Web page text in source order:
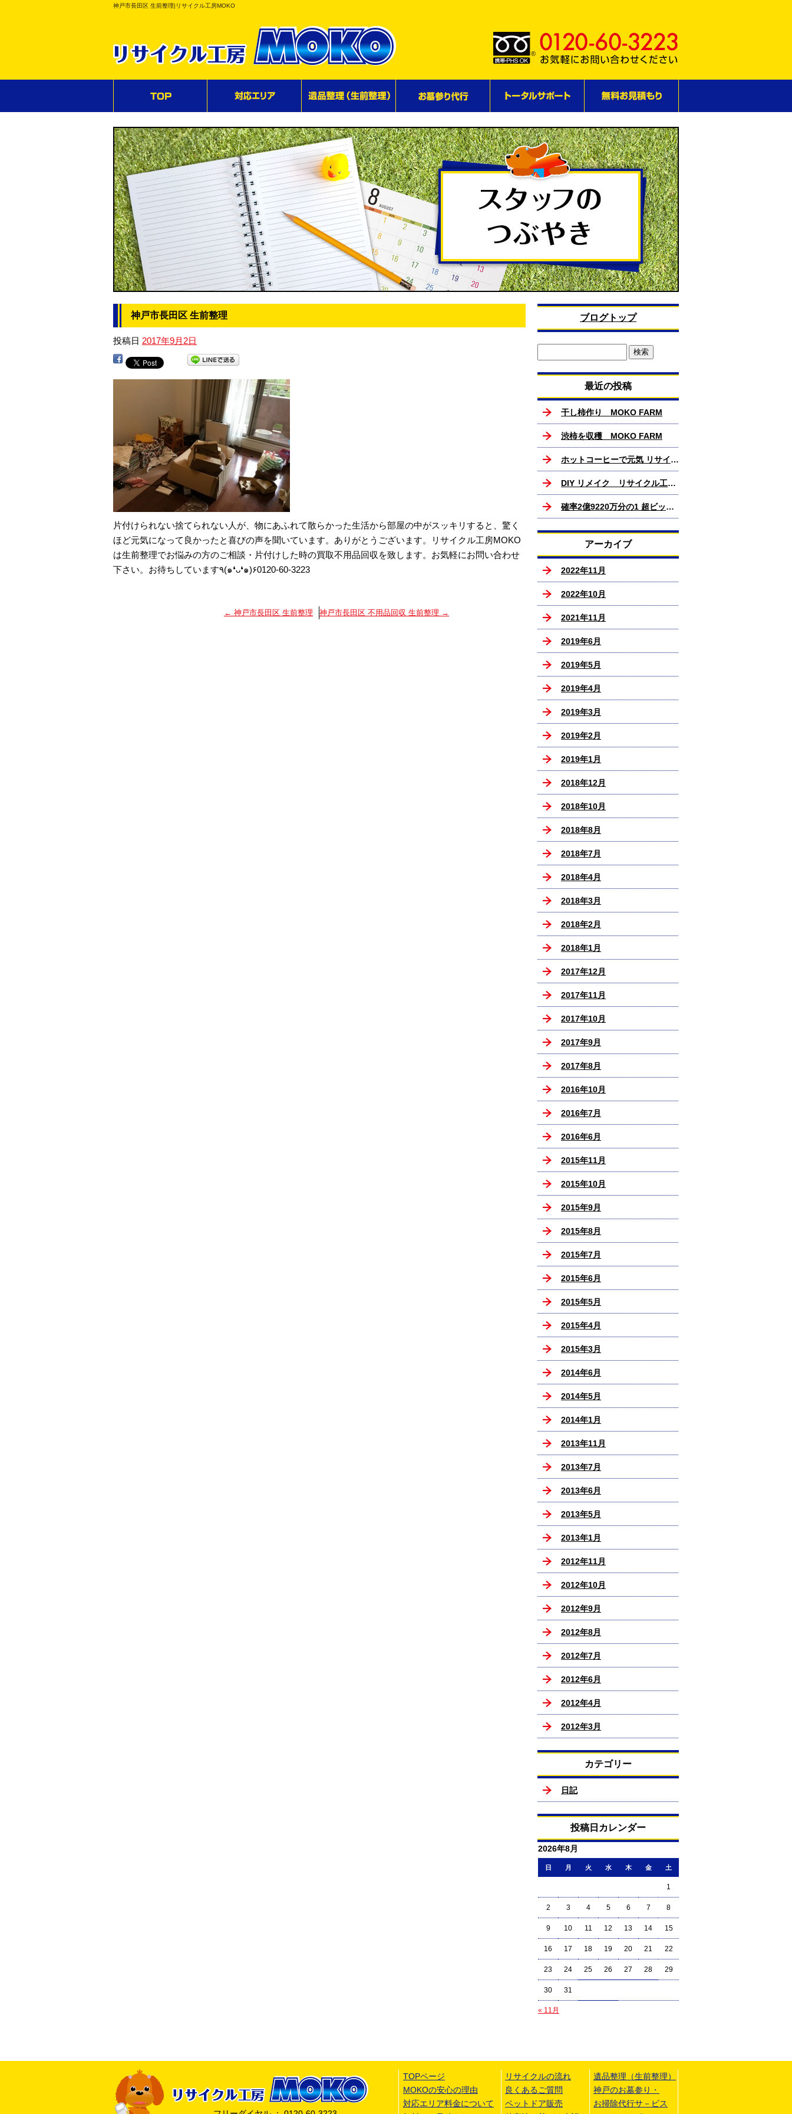
神戸市長田区 生前整理|リサイクル工房MOKO
神戸市長田区 生前整理
投稿日 2017年9月2日
片付けられない捨てられない人が、物にあふれて散らかった生活から部屋の中がスッキリすると、驚く
ほど元気になって良かったと喜びの声を聞いています。ありがとうございます。リサイクル工房MOKO
は生前整理でお悩みの方のご相談・片付けした時の買取不用品回収を致します。お気軽にお問い合わせ
下さい。お待ちしています٩(๑❛ᴗ❛๑)۶0120-60-3223
← 神戸市長田区 生前整理 神戸市長田区 不用品回収 生前整理 →
ブログトップ
最近の投稿
干し柿作り MOKO FARM
渋柿を収穫 MOKO FARM
ホットコーヒーで元気 リサイクル工房MOKO
DIY リメイク リサイクル工房MOKO
確率2億9220万分の1 超ビックリ
アーカイブ
2022年11月
2022年10月
2021年11月
2019年6月
2019年5月
2019年4月
2019年3月
2019年2月
2019年1月
2018年12月
2018年10月
2018年8月
2018年7月
2018年4月
2018年3月
2018年2月
2018年1月
2017年12月
2017年11月
2017年10月
2017年9月
2017年8月
2016年10月
2016年7月
2016年6月
2015年11月
2015年10月
2015年9月
2015年8月
2015年7月
2015年6月
2015年5月
2015年4月
2015年3月
2014年6月
2014年5月
2014年1月
2013年11月
2013年7月
2013年6月
2013年5月
2013年1月
2012年11月
2012年10月
2012年9月
2012年8月
2012年7月
2012年6月
2012年4月
2012年3月
カテゴリー
日記
投稿日カレンダー
2026年8月
日 月 火 水 木 金 土
« 11月
1
2 3 4 5 6 7 8
9 10 11 12 13 14 15
16 17 18 19 20 21 22
23 24 25 26 27 28 29
30 31
TOPページ
MOKOの安心の理由
対応エリア料金について
リサイクルの流れ
良くあるご質問
ペットドア販売
遺品整理（生前整理）
神戸のお墓参り・
お掃除代行サ－ビス